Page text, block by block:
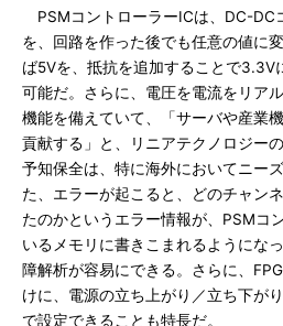
PSMコントローラーICは、DC-DC
を、回路を作った後でも任意の値に
ば5Vを、抵抗を追加することで3.3V
可能だ。さらに、電圧を電流をリア
機能を備えていて、「サーバや産業
貢献する」と、リニアテクノロジー
予知保全は、特に海外においてニー
た、エラーが起こると、どのチャン
たのかというエラー情報が、PSMコ
いるメモリに書きこまれるようにな
障解析が容易にできる。さらに、
けに、電源の立ち上がり／立ち下が
で設定できることも特長だ。